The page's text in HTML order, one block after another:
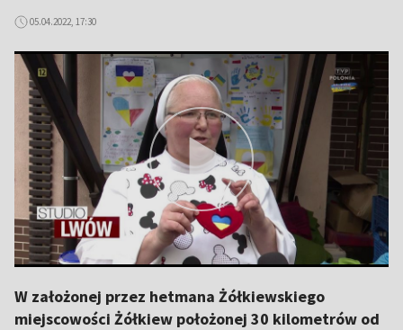
05.04.2022, 17:30
W założonej przez hetmana Żółkiewskiego
miejscowości Żółkiew położonej 30 kilometrów od